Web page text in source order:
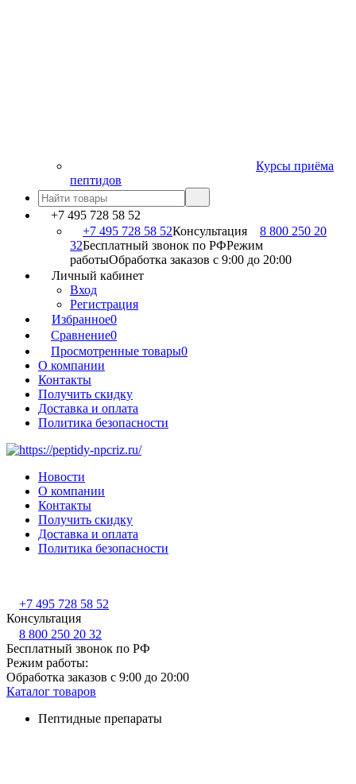
Курсы приёма
пептидов
+7 495 728 58 52
+7 495 728 58 52Консультация
8 800 250 20
32Бесплатный звонок по РФРежим
работыОбработка заказов с 9:00 до 20:00
Личный кабинет
Вход
Регистрация
Избранное0
Сравнение0
Просмотренные товары0
О компании
Контакты
Получить скидку
Доставка и оплата
Политика безопасности
Новости
О компании
Контакты
Получить скидку
Доставка и оплата
Политика безопасности
+7 495 728 58 52
Консультация
8 800 250 20 32
Бесплатный звонок по РФ
Режим работы:
Обработка заказов с 9:00 до 20:00
Каталог товаров
Пептидные препараты